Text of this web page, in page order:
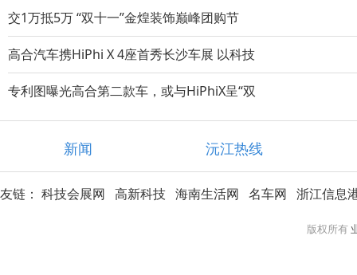
交1万抵5万 “双十一”金煌装饰巅峰团购节
高合汽车携HiPhi X 4座首秀长沙车展 以科技
专利图曝光高合第二款车，或与HiPhiX呈“双
新闻 沅江热线
友链： 科技会展网 高新科技 海南生活网 名车网 浙江信息
版权所有